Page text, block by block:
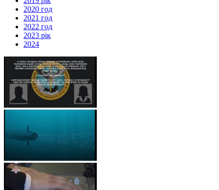
2020 год
2021 год
2022 год
2023 рік
2024